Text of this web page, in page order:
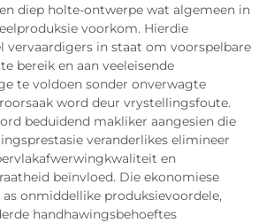
diep holte-ontwerpe wat algemeen in
voorkom. Hierdie
vervaardigers in staat om voorspelbare
bereik en aan veeleisende
te voldoen sonder onverwagte
word deur vrystellingsfoute.
beduidend makliker aangesien die
veranderlikes elimineer
en
beïnvloed. Die ekonomiese
onmiddellike produksievoordele,
handhawingsbehoeftes